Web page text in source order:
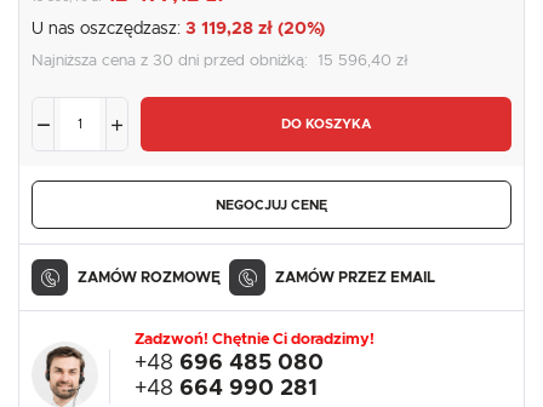
U nas oszczędzasz: 3 119,28 zł (20%)
Najniższa cena z 30 dni przed obniżką: 15 596,40 zł
DO KOSZYKA
NEGOCJUJ CENĘ
ZAMÓW ROZMOWĘ ZAMÓW PRZEZ EMAIL
Zadzwoń! Chętnie Ci doradzimy!
+48 696 485 080
+48 664 990 281